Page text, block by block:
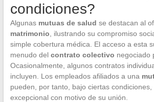
condiciones?
Algunas mutuas de salud se destacan al
matrimonio , ilustrando su compromiso
simple cobertura médica. El acceso a esta
menudo del contrato colectivo negociado
Ocasionalmente, algunos contratos
incluyen. Los empleados afiliados a una
pueden, por tanto, bajo ciertas
excepcional con motivo de su unión.